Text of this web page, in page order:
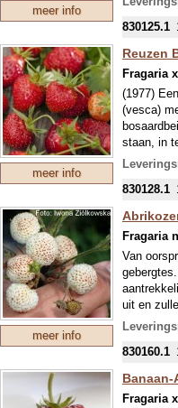
meer info
830125.1
meer info
Reuzen
Fragaria
(1977)
(vesca)
staan, in
welke in
830128.1
meer info
Fragaria
Van
uit en
de perzik
welke in
830160.1
Banaan-
Fragaria